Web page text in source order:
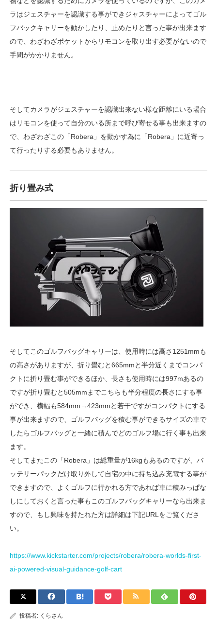
ラはジェスチャーを認識する事ができジャスチャーによってゴル
フバックキャリーを動かしたり、止めたりと言った事が出来ます
ので、わざわざポケットからリモコンを取り出す必要がないので
手間がかかりません。
そしてカメラがジェスチャーを認識出来ない様な距離にいる場合
はリモコンを使って自分のいる所まで呼び寄せる事も出来ますの
で、わざわざこの「Robera」を動かす為に「Robera」に近寄っ
て行ったりする必要もありません。
折り畳み式
そしてこのゴルフバッグキャリーは、使用時には高さ1251mmも
の高さがありますが、折り畳むと665mmと半分近くまでコンパ
クトに折り畳む事ができるほか、長さも使用時には997mあるの
ですが折り畳むと505mmまでこちらも半分程度の長さにする事
ができ、横幅も584mm→423mmと若干ですがコンパクトにする
事が出来ますので、ゴルフバッグを積む事ができるサイズの車で
したらゴルフバッグと一緒に積んでどのゴルフ場に行く事も出来
ます。
そしてまたこの「Robera」は総重量が16kgもあるのですが、バ
ッテリーパックだけ取り外して自宅の中に持ち込み充電する事が
できますので、よくゴルフに行かれる方であれば車に積みっぱな
しにしておくと言った事もこのゴルフバッグキャリーなら出来ま
すので、もし興味を持たれた方は詳細は下記URLをご覧くださ
い。
https://www.kickstarter.com/projects/robera/robera-worlds-first-
ai-powered-visual-guidance-golf-cart
投稿者: くらさん